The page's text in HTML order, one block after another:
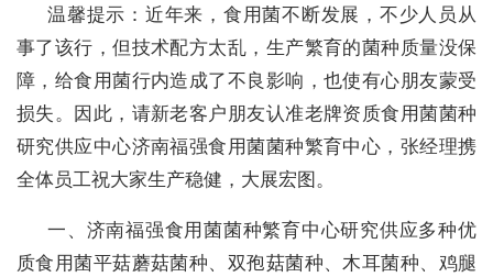
温馨提示：近年来，食用菌不断发展，不少人员从
事了该行，但技术配方太乱，生产繁育的菌种质量没保
障，给食用菌行内造成了不良影响，也使有心朋友蒙受
损失。因此，请新老客户朋友认准老牌资质食用菌菌种
研究供应中心济南福强食用菌菌种繁育中心，张经理携
全体员工祝大家生产稳健，大展宏图。
一、济南福强食用菌菌种繁育中心研究供应多种优
质食用菌平菇蘑菇菌种、双孢菇菌种、木耳菌种、鸡腿